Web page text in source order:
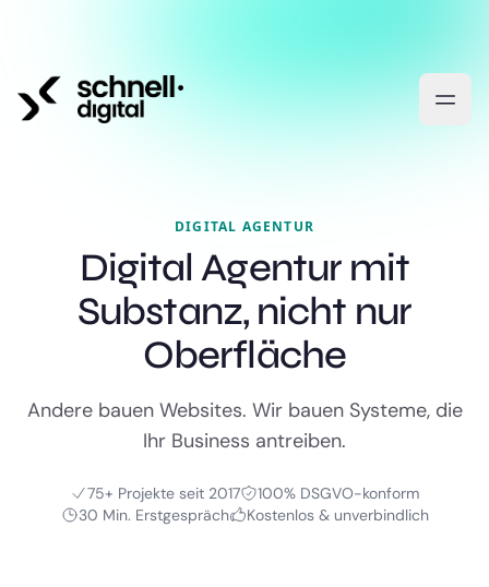
DIGITAL AGENTUR
Digital Agentur mit
Substanz, nicht nur
Oberfläche
Andere bauen Websites. Wir bauen Systeme, die
Ihr Business antreiben.
75+ Projekte seit 2017
100% DSGVO-konform
30 Min. Erstgespräch
Kostenlos & unverbindlich